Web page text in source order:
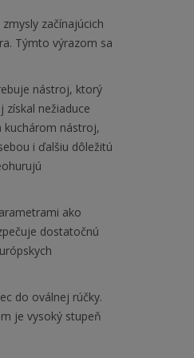
začínajúcich
Týmto výrazom sa
nástroj, ktorý
nežiaduce
kuchárom nástroj,
i ďalšiu dôležitú
ako
dostatočnú
do oválnej rúčky.
je vysoký stupeň